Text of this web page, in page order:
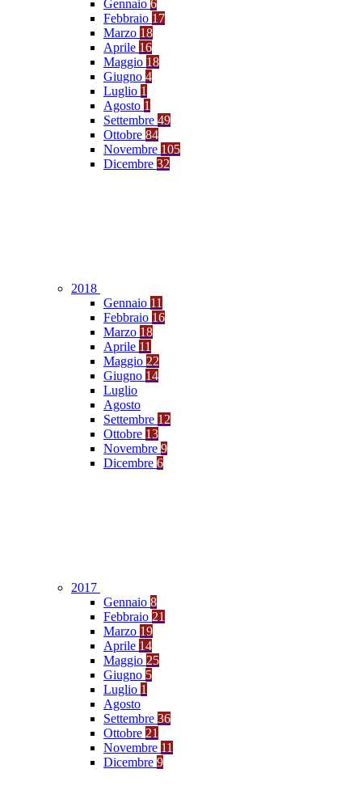
Gennaio 6
Febbraio 17
Marzo 18
Aprile 16
Maggio 18
Giugno 4
Luglio 1
Agosto 1
Settembre 49
Ottobre 84
Novembre 105
Dicembre 32
2018
Gennaio 11
Febbraio 16
Marzo 18
Aprile 11
Maggio 22
Giugno 14
Luglio
Agosto
Settembre 12
Ottobre 13
Novembre 9
Dicembre 6
2017
Gennaio 8
Febbraio 21
Marzo 19
Aprile 14
Maggio 25
Giugno 5
Luglio 1
Agosto
Settembre 36
Ottobre 21
Novembre 11
Dicembre 9